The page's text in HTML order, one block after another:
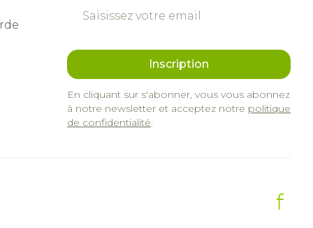
Inscription
En cliquant sur s'abonner, vous vous abonnez
à notre newsletter et acceptez notre politique
de confidentialité.